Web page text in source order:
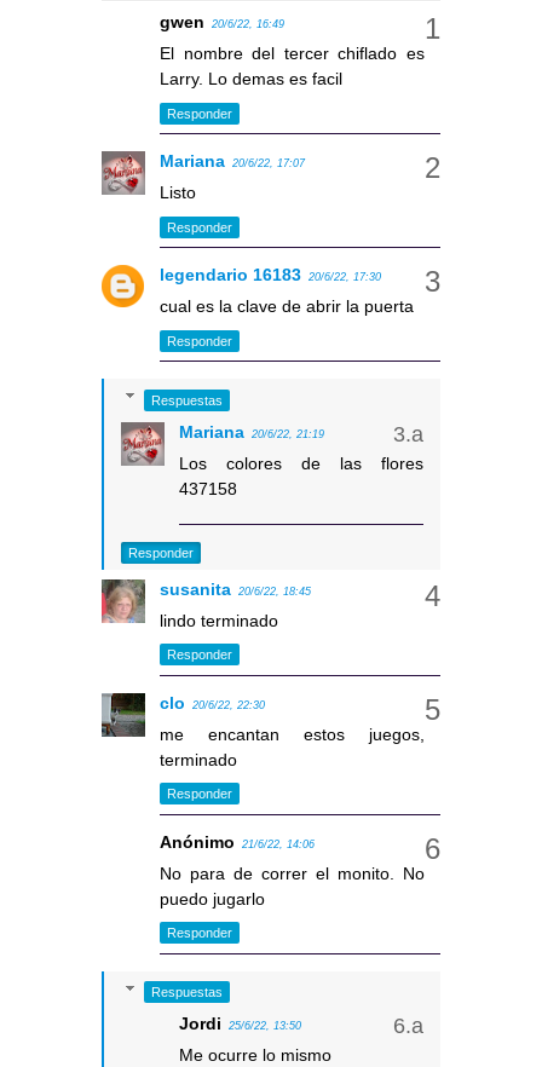
gwen 20/6/22, 16:49
El nombre del tercer chiflado es
Larry. Lo demas es facil
Responder
Mariana 20/6/22, 17:07
Listo
Responder
legendario 16183 20/6/22, 17:30
cual es la clave de abrir la puerta
Responder
Respuestas
Mariana 20/6/22, 21:19
Los colores de las flores
437158
Responder
susanita 20/6/22, 18:45
lindo terminado
Responder
clo 20/6/22, 22:30
me encantan estos juegos,
terminado
Responder
Anónimo 21/6/22, 14:06
No para de correr el monito. No
puedo jugarlo
Responder
Respuestas
Jordi 25/6/22, 13:50
Me ocurre lo mismo